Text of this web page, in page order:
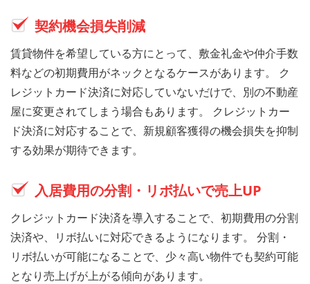
契約機会損失削減
賃貸物件を希望している方にとって、敷金礼金や仲介手数
料などの初期費用がネックとなるケースがあります。 ク
レジットカード決済に対応していないだけで、別の不動産
屋に変更されてしまう場合もあります。 クレジットカー
ド決済に対応することで、新規顧客獲得の機会損失を抑制
する効果が期待できます。
入居費用の分割・リボ払いで売上UP
クレジットカード決済を導入することで、初期費用の分割
決済や、リボ払いに対応できるようになります。 分割・
リボ払いが可能になることで、少々高い物件でも契約可能
となり売上げが上がる傾向があります。